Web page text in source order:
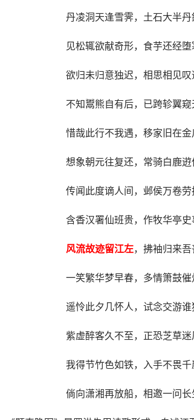
丹凌洞天逢雪霁，土石大半丹
见松辄欲献奇形，食芋还经堕
欲归未归意独迟，相思相见叹
不知鬻熊自有后，已跨轸翼窥
惜哉此行不我遇，移家旧在金
想象朝元往复还，常骑白鹿逰
传闻此度谪人间，邺侯万卷劳
含香汉署仙班贵，作牧华亭史
风流故迹留江左，拂袖归来吾
一笑繁华梦早春，多情箫鼓催
遥怜此夕几怀人，试念交游谁
紫虚醉客久不至，正恐芝草迷
我得节竹色如铁，入手不畏千
倘向潇湘再放船，相邀一问长